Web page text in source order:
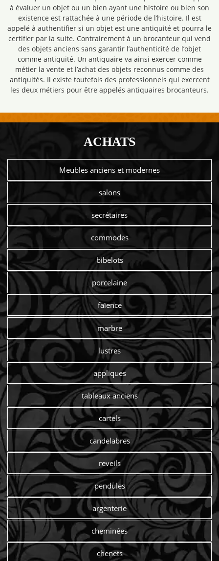
à évaluer un objet ou un bien ayant une histoire ou bien son
existence est rattachée à une période de l’histoire. Il est
appelé à authentifier si un objet est une antiquité et pourra le
certifier par la suite. Contrairement à un brocanteur qui vend
des objets anciens sans garantir l’authenticité de l’objet
comme antiquité. Un antiquaire va ainsi exercer comme
métier la vente et l’achat des objets reconnus comme des
antiquités. Il existe toutefois des professionnels qui exercent
les deux métiers pour être appelés antiquaires brocanteurs.
ACHATS
Meubles anciens et modernes
salons
secrétaires
commodes
bibelots
porcelaine
faïence
marbre
lustres
appliques
tableaux anciens
cartels
candelabres
reveils
pendules
argenterie
cheminées
chenets